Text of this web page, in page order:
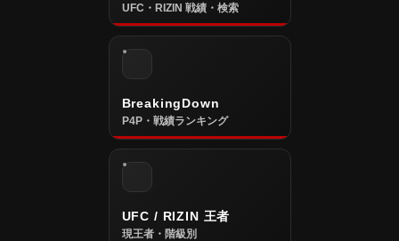
UFC・RIZIN 戦績・検索
BreakingDown
P4P・戦績ランキング
UFC / RIZIN 王者
現王者・階級別